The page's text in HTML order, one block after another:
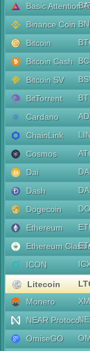
Basic Attention
Binance Coin
Bitcoin
Bitcoin Cash
Bitcoin SV
BitTorrent
Cardano
ChainLink
Cosmos
Dai
Dash
Dogecoin
Ethereum
Ethereum
ICON
Litecoin
Monero
NEAR Protocol
OmiseGO